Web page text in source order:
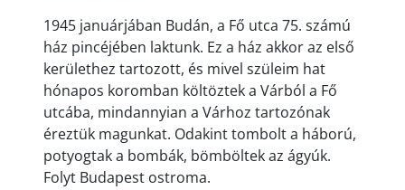
1945 januárjában Budán, a Fő utca 75. számú
ház pincéjében laktunk. Ez a ház akkor az első
kerülethez tartozott, és mivel szüleim hat
hónapos koromban költöztek a Várból a Fő
utcába, mindannyian a Várhoz tartozónak
éreztük magunkat. Odakint tombolt a háború,
potyogtak a bombák, bömböltek az ágyúk.
Folyt Budapest ostroma.